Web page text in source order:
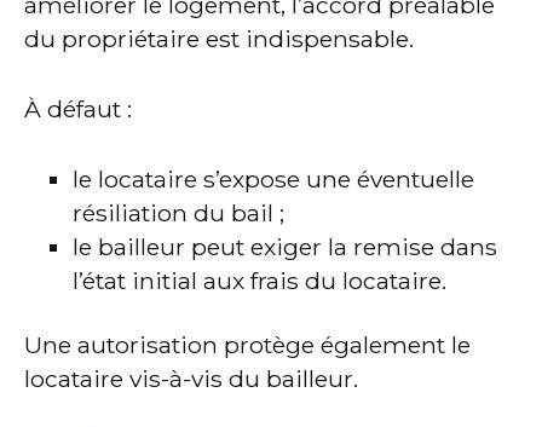
du propriétaire est indispensable.
À défaut :
le locataire s’expose une éventuelle
résiliation du bail ;
le bailleur peut exiger la remise dans
l’état initial aux frais du locataire.
Une autorisation protège également le
locataire vis-à-vis du bailleur.